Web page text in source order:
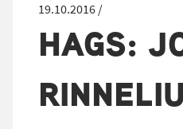
19.10.2016 /
HAGS: